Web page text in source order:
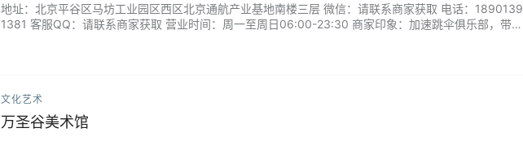
地址：北京平谷区马坊工业园区西区北京通航产业基地南楼三层 微信：请联系商家获取 电话：1890139
1381 客服QQ：请联系商家获取 营业时间：周一至周日06:00-23:30 商家印象：加速跳伞俱乐部，带你
文化艺术
万圣谷美术馆